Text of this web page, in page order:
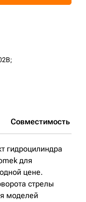
Совместимость
гидроцилиндра
для
цене.
стрелы
моделей